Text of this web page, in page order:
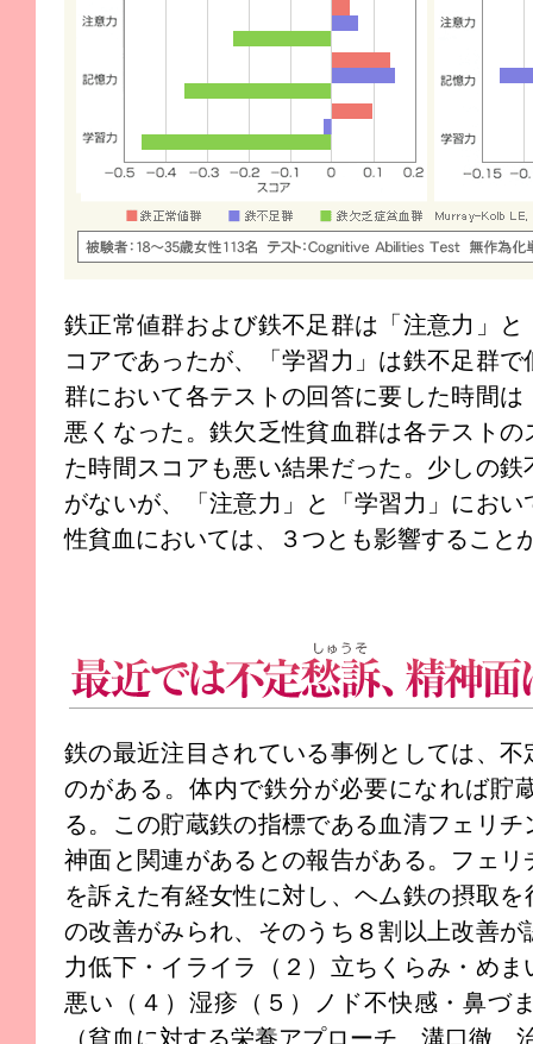
鉄正常値群および鉄不足群は「注意力」
コアであったが、「学習力」は鉄不足群
群において各テストの回答に要した時間
悪くなった。鉄欠乏性貧血群は各テスト
た時間スコアも悪い結果だった。少しの
がないが、「注意力」と「学習力」にお
性貧血においては、３つとも影響すること
鉄の最近注目されている事例としては、
のがある。体内で鉄分が必要になれば貯
る。この貯蔵鉄の指標である血清フェリ
神面と関連があるとの報告がある。フェ
を訴えた有経女性に対し、ヘム鉄の摂取
の改善がみられ、そのうち８割以上改善
力低下・イライラ（２）立ちくらみ・め
悪い（４）湿疹（５）ノド不快感・鼻づ
（貧血に対する栄養アプローチ 溝口徹